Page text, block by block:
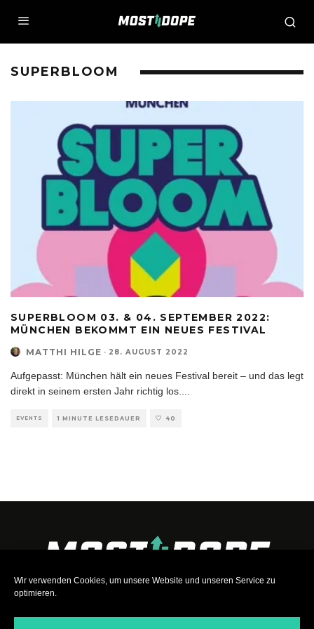
Wir verwenden Cookies, um unsere Website und unseren Service zu
optimieren.
SUPERBLOOM
SUPERBLOOM 03. & 04. SEPTEMBER 2022:
MÜNCHEN BEKOMMT EIN NEUES FESTIVAL
MATTHI HILGE · 28. AUGUST 2022
Aufgepasst: München hält ein neues Festival bereit – und das legt
direkt in seinem ersten Jahr richtig los.
EVENTS 1 MINUTE LESEDAUER 40